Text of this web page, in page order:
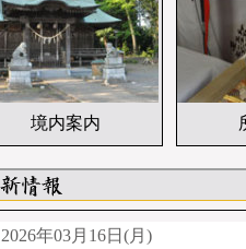
境内案内
2026年03月16日(月)